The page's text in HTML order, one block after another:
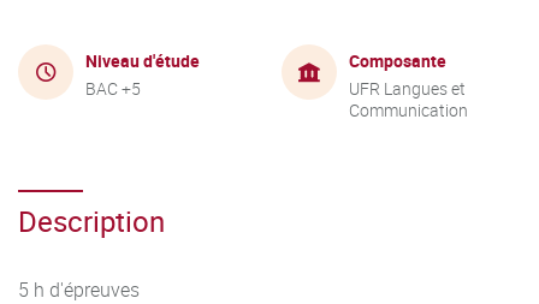
Niveau d'étude
BAC +5
Composante
UFR Langues et
Communication
Description
5 h d'épreuves